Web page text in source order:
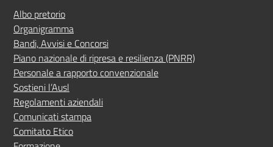
Albo pretorio
Organigramma
Bandi, Avvisi e Concorsi
Piano nazionale di ripresa e resilienza (PNRR)
Personale a rapporto convenzionale
Sostieni l’Ausl
Regolamenti aziendali
Comunicati stampa
Comitato Etico